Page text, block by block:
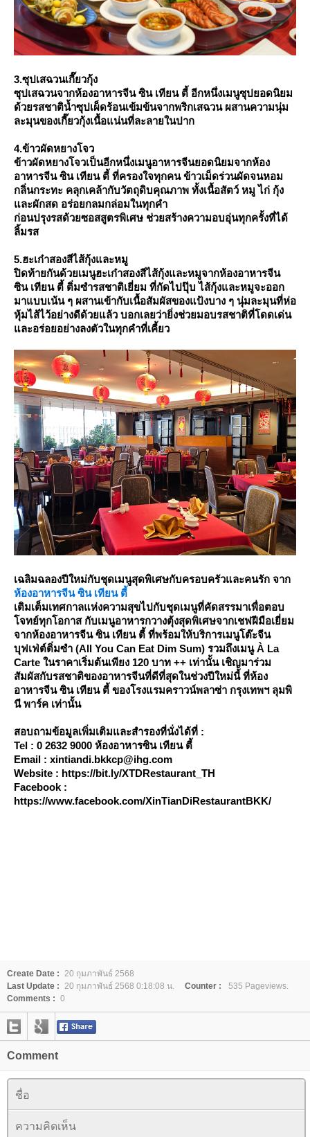
3.ซุปเสฉวนเกี๊ยวกุ้ง
ซุปเสฉวนจากห้องอาหารจีน ซิน เทียน ตี้ อีกหนึ่งเมนูซุปยอดนิยม
ด้วยรสชาติน้ำซุปเผ็ดร้อนเข้มข้นจากพริกเสฉวน ผสานความนุ่ม
ละมุนของเกี๊ยวกุ้งเนื้อแน่นที่ละลายในปาก
4.ข้าวผัดหยางโจว
ข้าวผัดหยางโจวเป็นอีกหนึ่งเมนูอาหารจีนยอดนิยมจากห้อง
อาหารจีน ซิน เทียน ตี้ ที่ครองใจทุกคน ข้าวเม็ดร่วนผัดจนหอม
กลิ่นกระทะ คลุกเคล้ากับวัตถุดิบคุณภาพ ทั้งเนื้อสัตว์ หมู ไก่ กุ้ง
ละผักสด อร่อยกลมกล่อมในทุกคำ
ก่อนปรุงรสด้วยซอสสูตรพิเศษ ช่วยสร้างความอบอุ่นทุกครั้งที่ได้
ลิ้มรส
5.ฮะเก๋าสองสีไส้กุ้งและหมู
ปิดท้ายกันด้วยเมนูฮะเก๋าสองสีไส้กุ้งและหมูจากห้องอาหารจีน
ซิน เทียน ตี้ ติ่มซำรสชาติเยี่ยม ที่กัดไปปุ๊บ ไส้กุ้งและหมูจะออก
มาแบบเน้น ๆ ผสานเข้ากับเนื้อสัมผัสของแป้งบาง ๆ นุ่มละมุนที่ห่อ
หุ้มไส้ไว้อย่างดีด้วยแล้ว บอกเลยว่ายิ่งช่วยมอบรสชาติที่โดดเด่น
ละอร่อยอย่างลงตัวในทุกคำที่เคี้ยว
เฉลิมฉลองปีใหม่กับชุดเมนูสุดพิเศษกับครอบครัวและคนรัก จาก
ห้องอาหารจีน ซิน เทียน ตี้
เติมเต็มเทศกาลแห่งความสุขไปกับชุดเมนูที่คัดสรรมาเพื่อตอบ
จทย์ทุกโอกาส กับเมนูอาหารกวางตุ้งสุดพิเศษจากเชฟฝีมือเยี่ยม
จากห้องอาหารจีน ซิน เทียน ตี้ ที่พร้อมให้บริการเมนูโต๊ะจีน
บุฟเฟ่ต์ติ่มซำ (All You Can Eat Dim Sum) รวมถึงเมนู À La
Carte ในราคาเริ่มต้นเพียง 120 บาท ++ เท่านั้น เชิญมาร่วม
สัมผัสกับรสชาติของอาหารจีนที่ดีที่สุดในช่วงปีใหม่นี้ ที่ห้อง
อาหารจีน ซิน เทียน ตี้ ของโรงแรมคราวน์พลาซ่า กรุงเทพฯ ลุมพิ
นี พาร์ค เท่านั้น
สอบถามข้อมูลเพิ่มเติมและสำรองที่นั่งได้ที่ :
Tel : 0 2632 9000 ห้องอาหารซิน เทียน ตี้
Email : xintiandi.bkkcp@ihg.com
Website : https://bit.ly/XTDRestaurant_TH
Facebook :
https://www.facebook.com/XinTianDiRestaurantBKK/
Create Date : 20 กุมภาพันธ์ 2568
Last Update : 20 กุมภาพันธ์ 2568 0:18:08 น. Counter :
535 Pageviews.
Comments : 0
Comment